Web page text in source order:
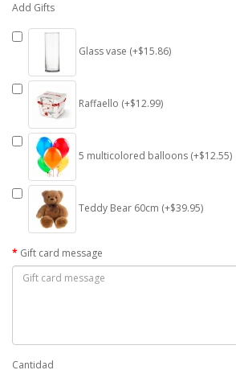
Add Gifts
Glass vase (+$15.86)
Raffaello (+$12.99)
5 multicolored balloons (+$12.55)
Teddy Bear 60cm (+$39.95)
Gift card message
Cantidad